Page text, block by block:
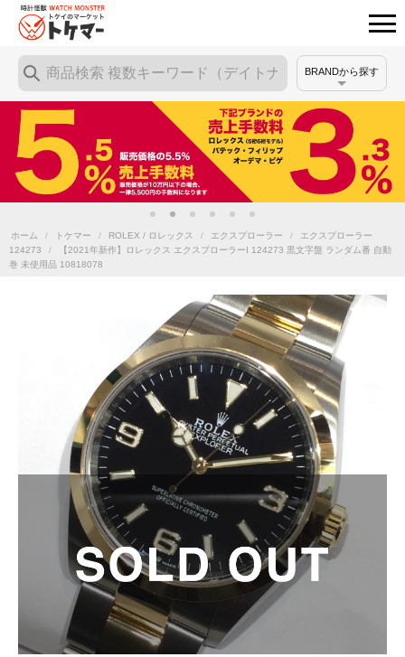
BRANDから探す
ホーム / トケマー / ROLEX / ロレックス / エクスプローラー /
エクスプローラー
124273
/
【2021年新作】ロレックス エクスプローラーI 124273 黒文字盤 ランダム番 自動
巻 未使用品 10818078